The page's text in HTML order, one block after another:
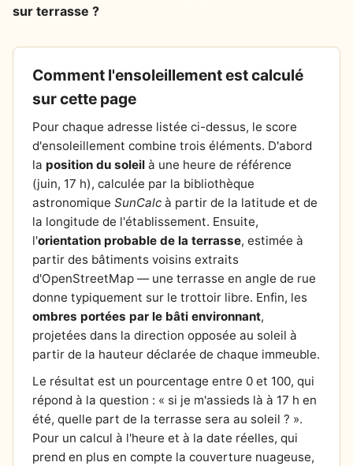
sur terrasse ?
Comment l'ensoleillement est calculé
sur cette page
Pour chaque adresse listée ci-dessus, le score
d'ensoleillement combine trois éléments. D'abord
la position du soleil à une heure de référence
(juin, 17 h), calculée par la bibliothèque
astronomique SunCalc à partir de la latitude et de
la longitude de l'établissement. Ensuite,
l'orientation probable de la terrasse, estimée à
partir des bâtiments voisins extraits
d'OpenStreetMap — une terrasse en angle de rue
donne typiquement sur le trottoir libre. Enfin, les
ombres portées par le bâti environnant,
projetées dans la direction opposée au soleil à
partir de la hauteur déclarée de chaque immeuble.
Le résultat est un pourcentage entre 0 et 100, qui
répond à la question : « si je m'assieds là à 17 h en
été, quelle part de la terrasse sera au soleil ? ».
Pour un calcul à l'heure et à la date réelles, qui
prend en plus en compte la couverture nuageuse,